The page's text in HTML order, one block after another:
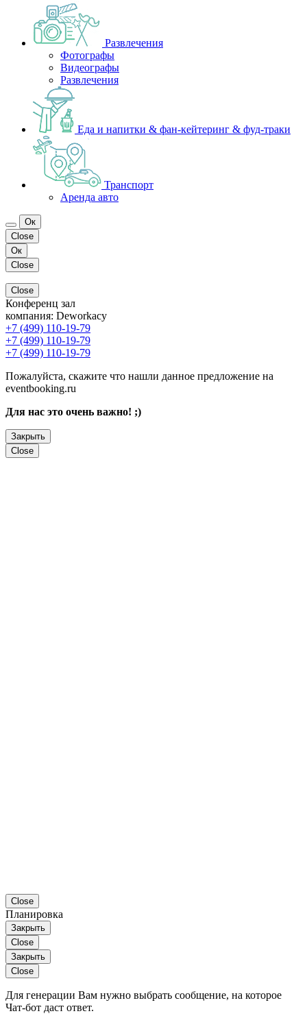
Развлечения
Фотографы
Видеографы
Развлечения
Еда и напитки & фан-кейтеринг & фуд-траки
Транспорт
Аренда авто
Ок
Close
Ок
Close
Close
Конференц зал
компания: Deworkacy
+7 (499) 110-19-79
+7 (499) 110-19-79
+7 (499) 110-19-79
Пожалуйста, скажите что нашли данное предложение на
eventbooking.ru
Для нас это очень важно! ;)
Закрыть
Close
Close
Планировка
Закрыть
Close
Закрыть
Close
Для генерации Вам нужно выбрать сообщение, на которое
Чат-бот даст ответ.